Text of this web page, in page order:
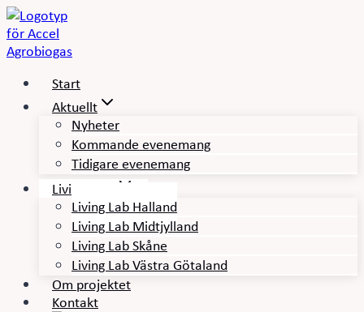
Skip
to
content
Start
Aktuellt
Nyheter
Kommande evenemang
Tidigare evenemang
Living Labs
Living Lab Halland
Living Lab Midtjylland
Living Lab Skåne
Living Lab Västra Götaland
Om projektet
Kontakt